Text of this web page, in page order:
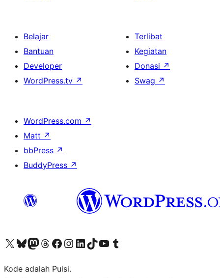
Belajar
Bantuan
Developer
WordPress.tv ↗
Terlibat
Kegiatan
Donasi ↗
Swag ↗
WordPress.com ↗
Matt ↗
bbPress ↗
BuddyPress ↗
Kunjungi akun X (sebelumnya Twitter) kamiVisit our Bluesky account
Kunjungi akun Mastodon kami
Visit our Threads account
Kunjungi halaman Facebook kamiKunjungi akun Instagram kamiKunjungi akun LinkedIn kami
Visit our TikTok account
Kunjungi channel YouTube kamiVisit our Tumblr account
Kode adalah Puisi.